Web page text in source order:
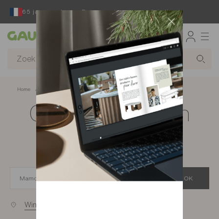
65 jaar reeds een Franse ontwerper en fabrikant
Gautier
Home app.seo.store_locator_city.title
Gautier-winkels in
Mamoudzou
OK
Winkels bij u in de buurt